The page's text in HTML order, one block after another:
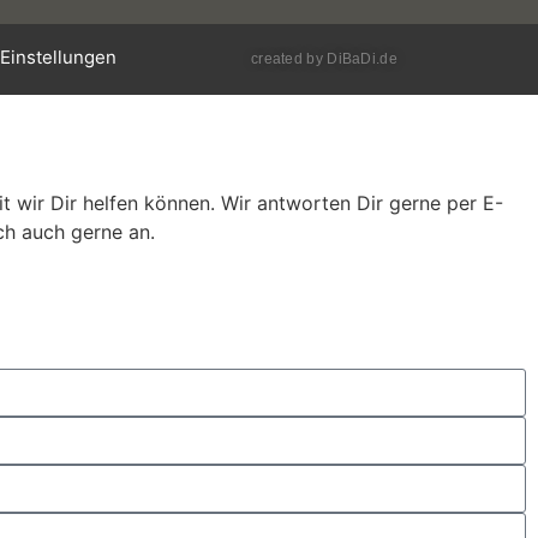
created by DiBaDi.de
wir Dir helfen können. Wir antworten Dir gerne per E-
auch gerne an.